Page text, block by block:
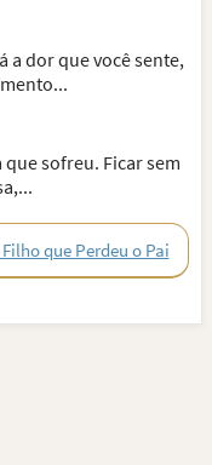
a dor que você sente,
sofreu. Ficar sem
que Perdeu o Pai